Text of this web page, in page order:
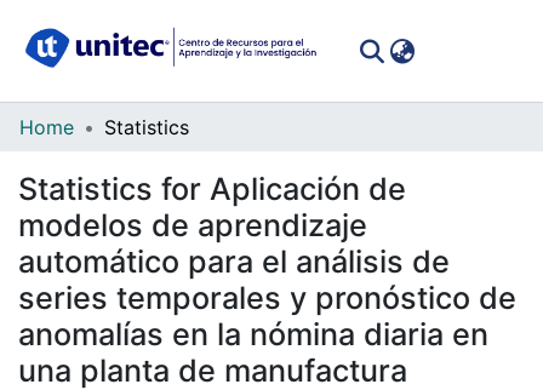
Communities
Collections
All of DSpace
Home Statistics
Statistics for Aplicación de
modelos de aprendizaje
automático para el análisis de
series temporales y pronóstico de
anomalías en la nómina diaria en
una planta de manufactura